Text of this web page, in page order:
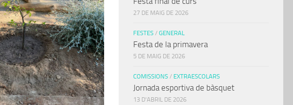
27 DE MAIG DE 2026
FESTES / GENERAL
Festa de la primavera
5 DE MAIG DE 2026
COMISSIONS / EXTRAESCOLARS
Jornada esportiva de bàsquet
13 D'ABRIL DE 2026